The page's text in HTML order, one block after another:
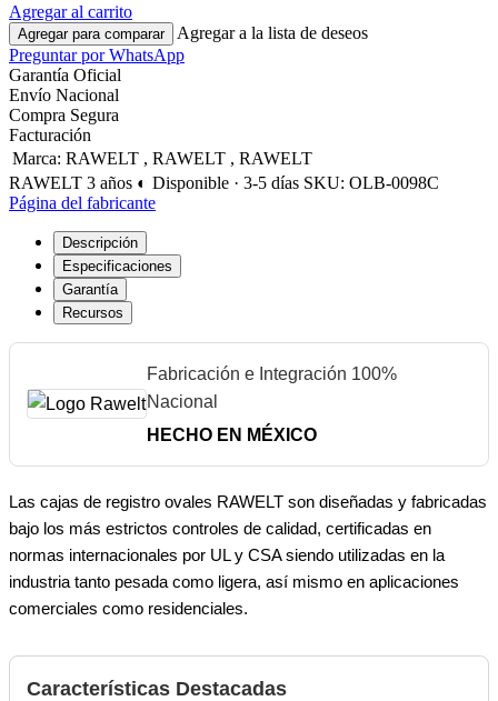
Agregar al carrito
Agregar para comparar
Agregar a la lista de deseos
Preguntar por WhatsApp
Garantía Oficial
Envío Nacional
Compra Segura
Facturación
Marca: RAWELT , RAWELT , RAWELT
RAWELT 3 años ◐ Disponible · 3-5 días SKU: OLB-0098C
Página del fabricante
Descripción
Especificaciones
Garantía
Recursos
Fabricación e Integración 100%
Nacional
HECHO EN MÉXICO
Las cajas de registro ovales RAWELT son diseñadas y fabricadas
bajo los más estrictos controles de calidad, certificadas en
normas internacionales por UL y CSA siendo utilizadas en la
industria tanto pesada como ligera, así mismo en aplicaciones
comerciales como residenciales.
Características Destacadas